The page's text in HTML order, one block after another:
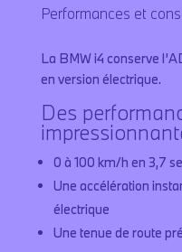
Performances et
La BMW i4 conserve
en version électrique.
Des
0 à 100 km/h en 3,7
Une accélération
électrique
Une tenue de route